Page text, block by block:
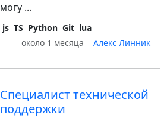
могу ...
js TS Python Git lua
около 1 месяца
Алекс Линник
Специалист технической
поддержки